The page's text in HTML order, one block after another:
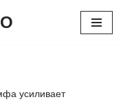
усиливает